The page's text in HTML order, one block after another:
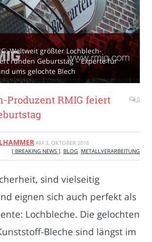
Weltweit größter Lochblech-
runden Geburtstag – Experte für
ums gelochte Blech
Produzent RMIG feiert
0
AM 3. OKTOBER 2016
[ BREAKING NEWS ], BLOG, METALLVERARBEITUNG
sind vielseitig
eignen sich auch perfekt als
Lochbleche. Die gelochten
Bleche sind längst im